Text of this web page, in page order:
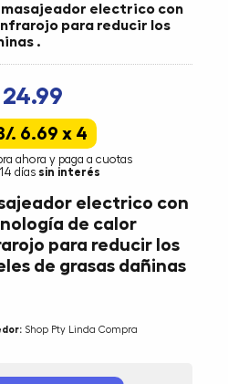
masajeador electrico con
para reducir los
.
24.99
. 6.69 x 4
ahora y paga a cuotas
días sin interés
electrico con
de calor
para reducir los
de grasas dañinas
Shop Pty Linda Compra